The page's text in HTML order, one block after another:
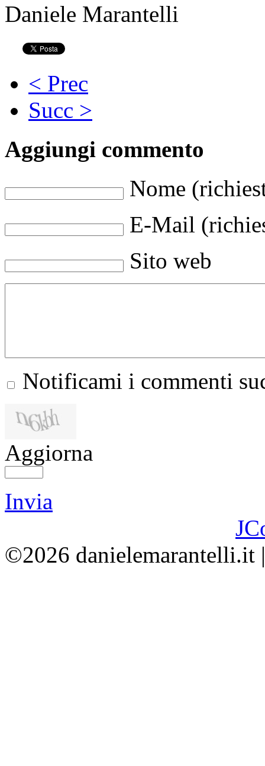
Daniele Marantelli
< Prec
Succ >
Aggiungi commento
Nome
E-Mail
Sito web
Notificami i commenti
Aggiorna
Invia
©2026 danielemarantelli.it